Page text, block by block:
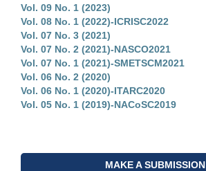
Vol. 09 No. 1 (2023)
Vol. 08 No. 1 (2022)-ICRISC2022
Vol. 07 No. 3 (2021)
Vol. 07 No. 2 (2021)-NASCO2021
Vol. 07 No. 1 (2021)-SMETSCM2021
Vol. 06 No. 2 (2020)
Vol. 06 No. 1 (2020)-ITARC2020
Vol. 05 No. 1 (2019)-NACoSC2019
MAKE A SUBMISSION